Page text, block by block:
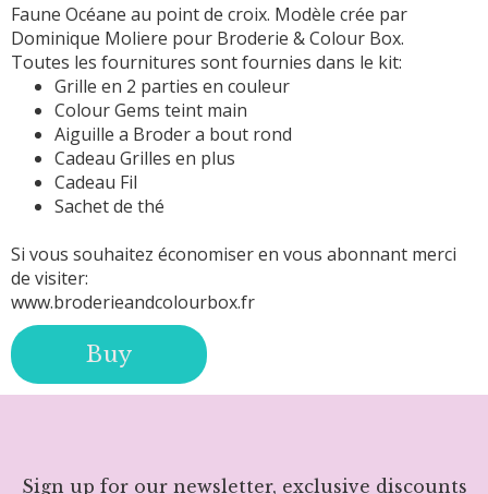
Faune Océane au point de croix. Modèle crée par
Dominique Moliere pour Broderie & Colour Box.
Toutes les fournitures sont fournies dans le kit:
Grille en 2 parties en couleur
Colour Gems teint main
Aiguille a Broder a bout rond
Cadeau Grilles en plus
Cadeau Fil
Sachet de thé
Si vous souhaitez économiser en vous abonnant merci
de visiter:
www.broderieandcolourbox.fr
Buy
Sign up for our newsletter, exclusive discounts